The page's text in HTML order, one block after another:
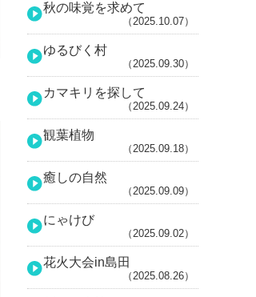
秋の味覚を求めて
（2025.10.07）
ゆるびく村
（2025.09.30）
カマキリを探して
（2025.09.24）
観葉植物
（2025.09.18）
癒しの自然
（2025.09.09）
にゃけび
（2025.09.02）
花火大会in島田
（2025.08.26）